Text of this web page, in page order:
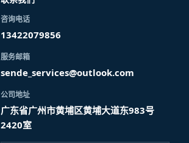
咨询电话
13422079856
服务邮箱
sende_services@outlook.com
公司地址
广东省广州市黄埔区黄埔大道东983号
2420室